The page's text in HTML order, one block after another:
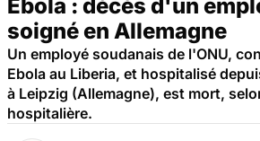
Ebola : décès d'un
soigné en Allemagne
Un employé soudanais de l'ONU,
Ebola au Liberia, et hospitalisé
à Leipzig (Allemagne), est mort,
hospitalière.